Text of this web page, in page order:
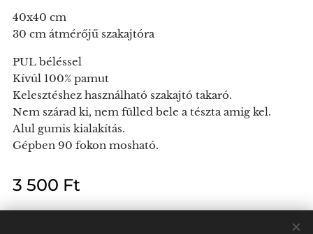
40x40 cm
30 cm átmérőjű szakajtóra
PUL béléssel
Kívúl 100% pamut
Kelesztéshez használható szakajtó takaró.
Nem szárad ki, nem fülled bele a tészta amig kel.
Alul gumis kialakítás.
Gépben 90 fokon mosható.
3 500 Ft